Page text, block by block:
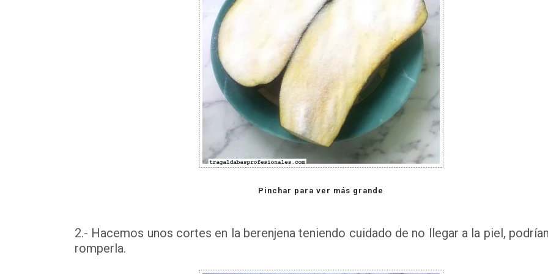
Pinchar para ver más grande
2.- Hacemos unos cortes en la berenjena teniendo cuidado de no llegar a la piel,
romperla.